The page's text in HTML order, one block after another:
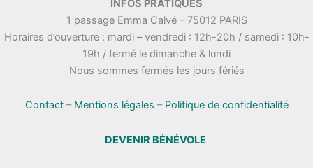
INFOS PRATIQUES
1 passage Emma Calvé – 75012 PARIS
Horaires d’ouverture : mardi – vendredi : 12h-20h / samedi : 10h-
19h / fermé le dimanche & lundi
Nous sommes fermés les jours fériés
Contact– Mentions légales – Politique de confidentialité
DEVENIR BÉNÉVOLE